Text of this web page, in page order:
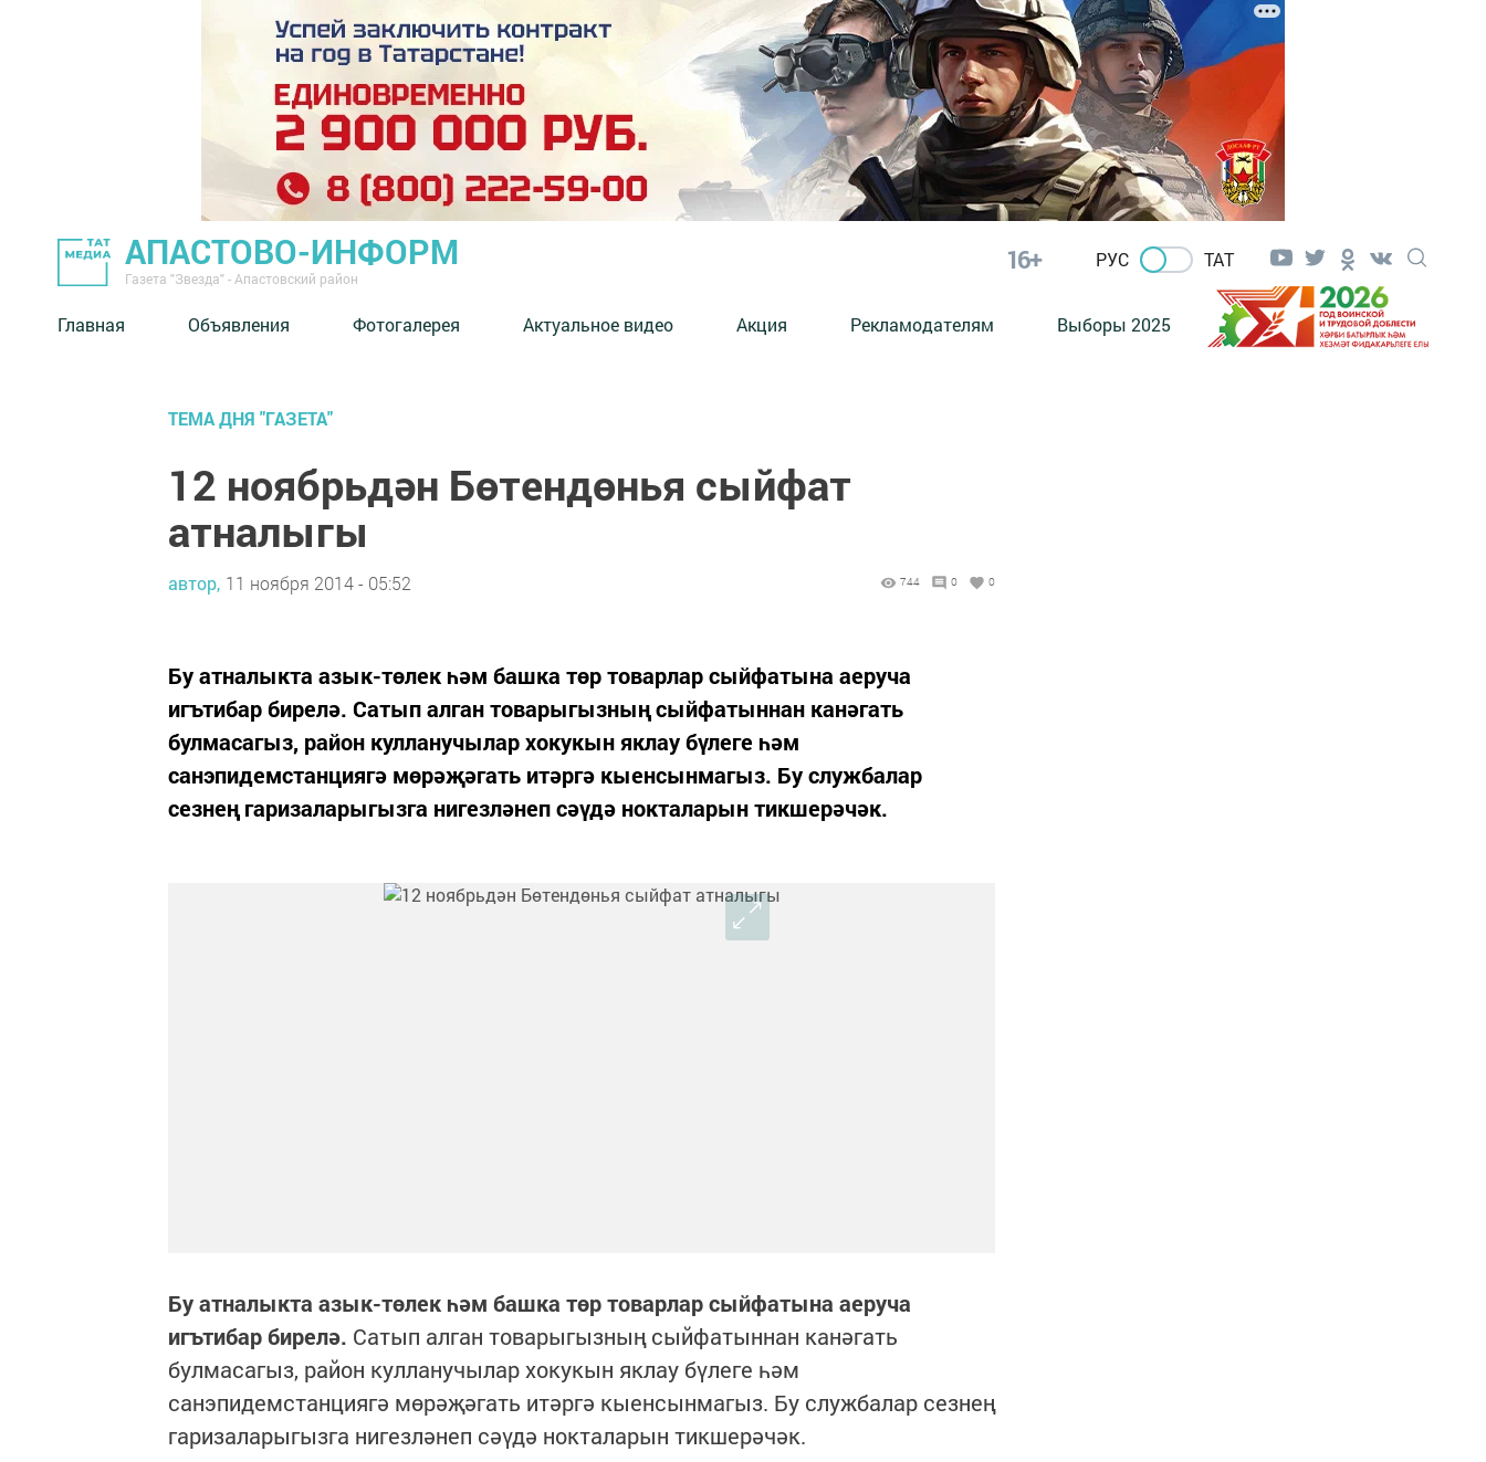
АПАСТОВО-ИНФОРМ
Газета "Звезда" - Апастовский район
16+ РУС ТАТ
Главная Объявления Фотогалерея Актуальное видео Акция Рекламодателям Выборы 2025
ТЕМА ДНЯ "ГАЗЕТА"
12 ноябрьдән Бөтендөнья сыйфат
атналыгы
автор, 11 ноября 2014 - 05:52 744 0 0
Бу атналыкта азык-төлек һәм башка төр товарлар сыйфатына аеруча
игътибар бирелә. Сатып алган товарыгызның сыйфатыннан канәгать
булмасагыз, район кулланучылар хокукын яклау бүлеге һәм
санэпидемстанциягә мөрәҗәгать итәргә кыенсынмагыз. Бу службалар
сезнең гаризаларыгызга нигезләнеп сәүдә нокталарын тикшерәчәк.
Бу атналыкта азык-төлек һәм башка төр товарлар сыйфатына аеруча
игътибар бирелә. Сатып алган товарыгызның сыйфатыннан канәгать
булмасагыз, район кулланучылар хокукын яклау бүлеге һәм
санэпидемстанциягә мөрәҗәгать итәргә кыенсынмагыз. Бу службалар сезнең
гаризаларыгызга нигезләнеп сәүдә нокталарын тикшерәчәк.